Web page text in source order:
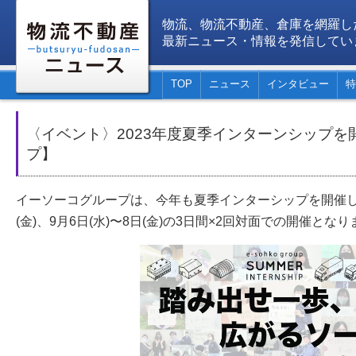
物流、物流不動産、倉庫を網羅し
最新ニュース・情報を発信してい
TOP ニュース インタビュー
〈イベント〉2023年度夏季インターンシップ
プ】
イーソーコグループは、今年も夏季インターシップを開催
(金)、9月6日(水)〜8日(金)の3日間×2回対面での開催となり